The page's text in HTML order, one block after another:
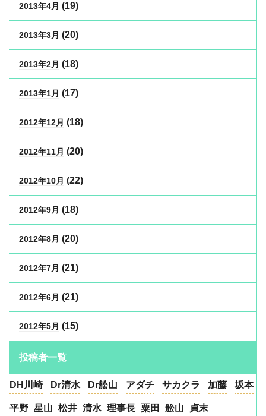
2013年4月 (19)
2013年3月 (20)
2013年2月 (18)
2013年1月 (17)
2012年12月 (18)
2012年11月 (20)
2012年10月 (22)
2012年9月 (18)
2012年8月 (20)
2012年7月 (21)
2012年6月 (21)
2012年5月 (15)
投稿者一覧
DH川崎 Dr清水 Dr舩山 アダチ サカクラ 加藤 坂本
平野 星山 松井 清水 理事長 粟田 舩山 貞末